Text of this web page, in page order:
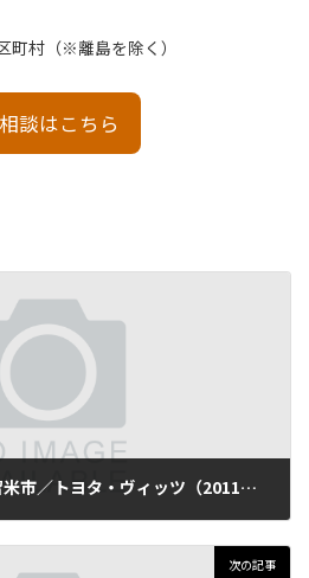
町村（※離島を除く）
談はこちら
【廃車買取】福岡県久留米市／トヨタ・ヴィッツ（2011年式・走行98,000km）
次の記事